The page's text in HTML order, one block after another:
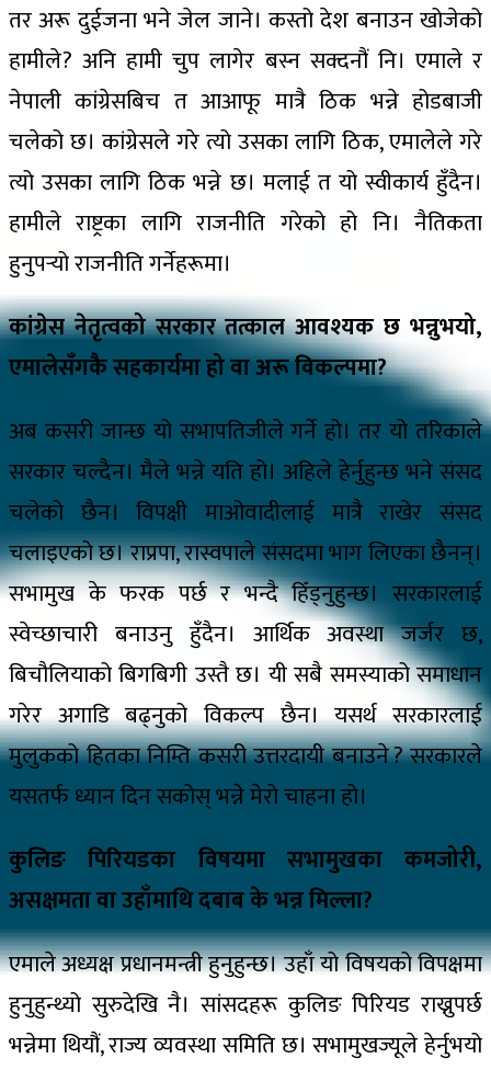
तर अरू दुईजना भने जेल जाने। कस्तो देश बनाउन खोजेको
हामीले? अनि हामी चुप लागेर बस्न सक्दनौं नि। एमाले र
नेपाली कांग्रेसबिच त आआफू मात्रै ठिक भन्ने होडबाजी
चलेको छ। कांग्रेसले गरे त्यो उसका लागि ठिक, एमालेले गरे
त्यो उसका लागि ठिक भन्ने छ। मलाई त यो स्वीकार्य हुँदैन।
हामीले राष्ट्रका लागि राजनीति गरेको हो नि। नैतिकता
हुनुपर्‍यो राजनीति गर्नेहरूमा।
कांग्रेस नेतृत्वको सरकार तत्काल आवश्यक छ भन्नुभयो,
एमालेसँगकै सहकार्यमा हो वा अरू विकल्पमा?
अब कसरी जान्छ यो सभापतिजीले गर्ने हो। तर यो तरिकाले
सरकार चल्दैन। मैले भन्ने यति हो। अहिले हेर्नुहुन्छ भने संसद
चलेको छैन। विपक्षी माओवादीलाई मात्रै राखेर संसद
चलाइएको छ। राप्रपा, रास्वपाले संसदमा भाग लिएका छैनन्।
सभामुख के फरक पर्छ र भन्दै हिँड्नुहुन्छ। सरकारलाई
स्वेच्छाचारी बनाउनु हुँदैन। आर्थिक अवस्था जर्जर छ,
बिचौलियाको बिगबिगी उस्तै छ। यी सबै समस्याको समाधान
गरेर अगाडि बढ्नुको विकल्प छैन। यसर्थ सरकारलाई
मुलुकको हितका निम्ति कसरी उत्तरदायी बनाउने ? सरकारले
यसतर्फ ध्यान दिन सकोस् भन्ने मेरो चाहना हो।
कुलिङ पिरियडका विषयमा सभामुखका कमजोरी,
असक्षमता वा उहाँमाथि दबाब के भन्न मिल्ला?
एमाले अध्यक्ष प्रधानमन्त्री हुनुहुन्छ। उहाँ यो विषयको विपक्षमा
हुनुहुन्थ्यो सुरुदेखि नै। सांसदहरू कुलिङ पिरियड राख्नुपर्छ
भन्नेमा थियौं, राज्य व्यवस्था समिति छ। सभामुखज्यूले हेर्नुभयो